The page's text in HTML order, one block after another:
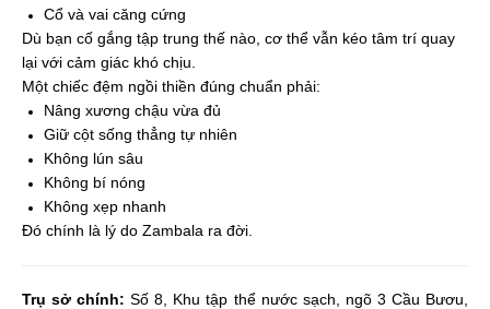
Cổ và vai căng cứng
Dù bạn cố gắng tập trung thế nào, cơ thể vẫn kéo tâm trí quay
lại với cảm giác khó chịu.
Một chiếc đệm ngồi thiền đúng chuẩn phải:
Nâng xương chậu vừa đủ
Giữ cột sống thẳng tự nhiên
Không lún sâu
Không bí nóng
Không xẹp nhanh
Đó chính là lý do Zambala ra đời.
Trụ sở chính:Số 8, Khu tập thể nước sạch, ngõ 3 Cầu Bươu,